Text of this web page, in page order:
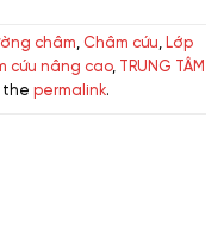
châm, Châm cứu, Lớp
cứu nâng cao, TRUNG TÂM
the permalink.